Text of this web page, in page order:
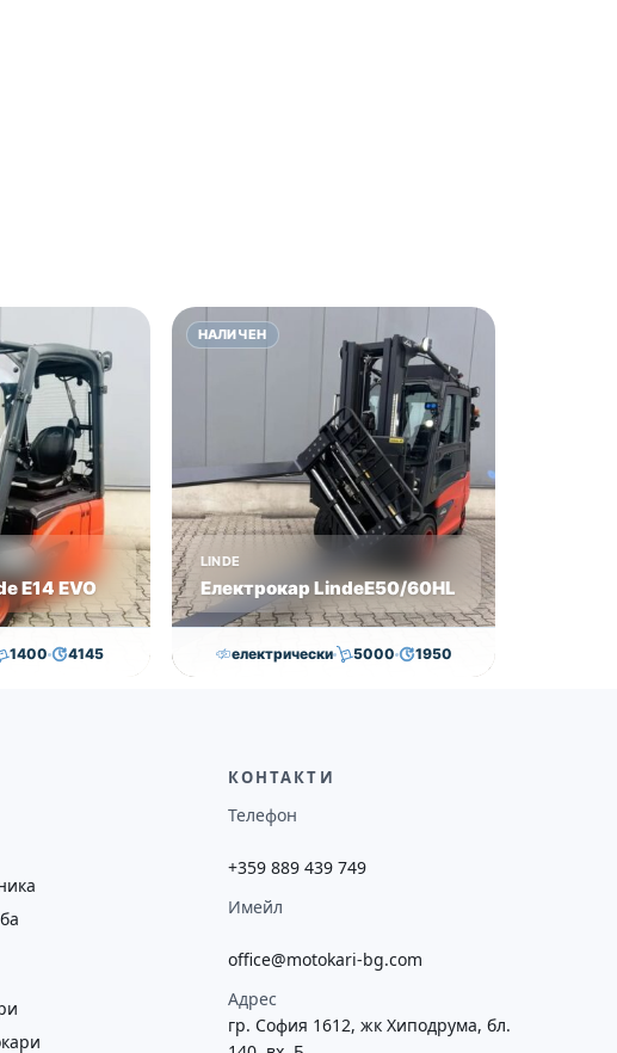
E14 EVO
1400 4145
НАЛИЧЕН
LINDE
Електрокар LindeE50/60HL
електрически 5000 1950
2020
КОНТАКТИ
Телефон
+359 889 439 749
Имейл
office@motokari-bg.com
Адрес
гр. София 1612, жк Хиподрума, бл.